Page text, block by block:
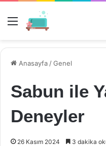
Menü
Anasayfa /Genel
Sabun ile
Deneyler
26 Kasım 2024 3 dakika